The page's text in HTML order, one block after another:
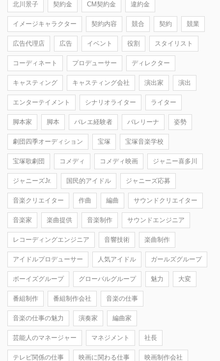
北川景子 契約金 CM契約金 違約金
イメージキャラクター 契約内容 競合 契約 競業
広告代理店 広告 イベント 役割 スタイリスト
コーディネート プロデューサー ディレクター
キャスティング キャスティング会社 演出家 演出
エンターテイメント シナリオライター ライター
脚本家 脚本 バレエ経験者 バレリーナ 姿勢
劇団四季オーディション 宝塚 宝塚音楽学校
宝塚歌劇団 コメディ コメディ映画 ジャニー喜多川
ジャニーズJr. 国民的アイドル ジャニーズ応募
音楽クリエイター 作曲 編曲 サウンドクリエイター
音楽家 楽曲提供 音楽制作 サウンドエンジニア
レコーディングエンジニア 音響技術 楽曲制作
アイドルプロデューサー 人気アイドル ガールズグループ
ボーイズグループ グローバルグループ 魅力 大変
番組制作 番組制作会社 音楽の仕事
音楽の仕事の魅力 演奏家 編曲家
芸能人のマネージャー マネジメント 社長
テレビ関係の仕事 映画に関わる仕事 映画制作会社